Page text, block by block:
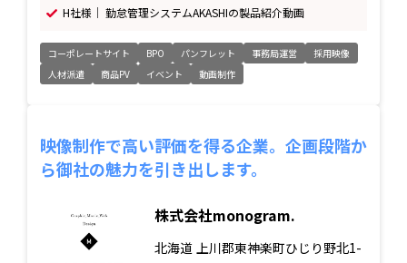
H社様｜ 勤怠管理システムAKASHIの製品紹介動画
コーポレートサイト BPO パンフレット 事務局運営
採用映像
人材派遣
商品PV イベント 動画制作
映像制作で高い評価を得る企業。企画段階か
ら御社の魅力を引き出します。
株式会社monogram.
北海道 上川郡東神楽町ひじり野北1-